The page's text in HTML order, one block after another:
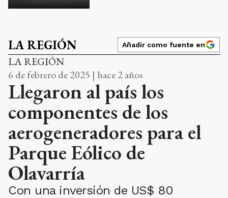
LA REGIÓN Añadir como fuente en
LA REGIÓN
6 de febrero de 2025 | hace 2 años
Llegaron al país los
componentes de los
aerogeneradores para el
Parque Eólico de
Olavarría
Con una inversión de US$ 80